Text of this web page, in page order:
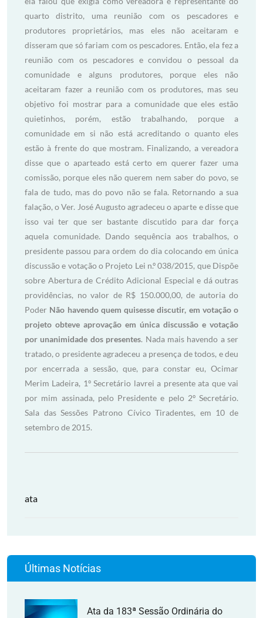
quarto distrito, uma reunião com os pescadores e
produtores proprietários, mas eles não aceitaram e
disseram que só fariam com os pescadores. Então, ela fez a
reunião com os pescadores e convidou o pessoal da
comunidade e alguns produtores, porque eles não
aceitaram fazer a reunião com os produtores, mas seu
objetivo foi mostrar para a comunidade que eles estão
quietinhos, porém, estão trabalhando, porque a
comunidade em si não está acreditando o quanto eles
estão à frente do que mostram. Finalizando, a vereadora
disse que o aparteado está certo em querer fazer uma
comissão, porque eles não querem nem saber do povo, se
fala de tudo, mas do povo não se fala. Retornando a sua
falação, o Ver. José Augusto agradeceu o aparte e disse que
isso vai ter que ser bastante discutido para dar força
aquela comunidade. Dando sequência aos trabalhos, o
presidente passou para ordem do dia colocando em única
discussão e votação o Projeto Lei n.º 038/2015, que Dispõe
sobre Abertura de Crédito Adicional Especial e dá outras
providências, no valor de R$ 150.000,00, de autoria do
Poder Não havendo quem quisesse discutir, em votação o
projeto obteve aprovação em única discussão e votação
por unanimidade dos presentes. Nada mais havendo a ser
tratado, o presidente agradeceu a presença de todos, e deu
por encerrada a sessão, que, para constar eu, Ocimar
Merim Ladeira, 1º Secretário lavrei a presente ata que vai
por mim assinada, pelo Presidente e pelo 2º Secretário.
Sala das Sessões Patrono Cívico Tiradentes, em 10 de
setembro de 2015.
ata
Últimas Notícias
Ata da 183ª Sessão Ordinária do